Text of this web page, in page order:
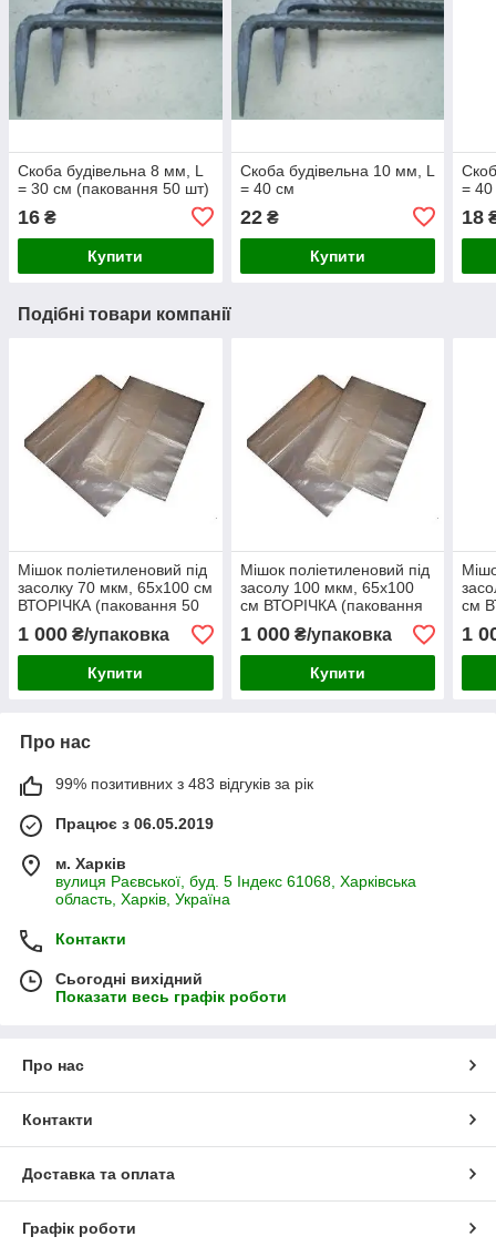
Скоба будівельна 8 мм, L
= 30 см (паковання 50 шт)
16 ₴
Купити
Скоба будівельна 10 мм, L
= 40 см
22₴
Купити
=
18
Подібні товари компанії
Мішок поліетиленовий під
засолку 70 мкм, 65х100 см
ВТОРІЧКА (паковання 50
шт.)
1 000 ₴/упаковка
Купити
Мішок поліетиленовий під
засолу 100 мкм, 65х100
см ВТОРІЧКА (паковання
50 шт.)
1 000₴/упаковка
Купити
см
50
1
Про нас
99% позитивних з 483 відгуків за рік
Працює з 06.05.2019
м. Харків
вулиця Раєвської, буд. 5 Індекс 61068, Харківська
область, Харків, Україна
Контакти
Сьогодні вихідний
Показати весь графік роботи
Про нас
Контакти
Доставка та оплата
Графік роботи